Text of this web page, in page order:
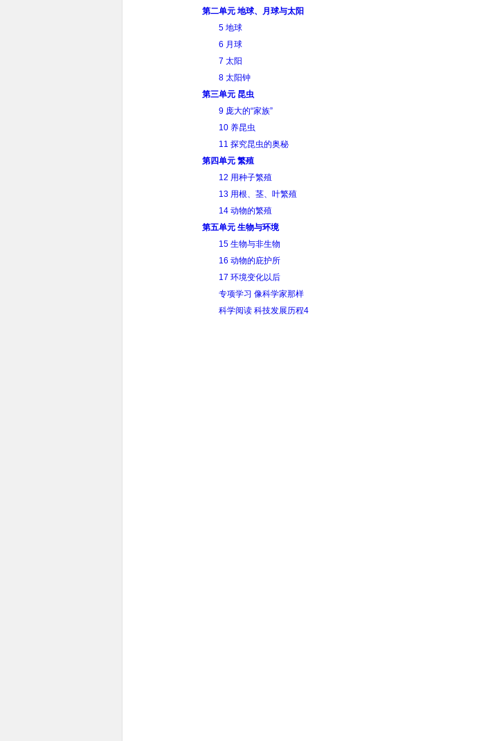
第二单元 地球、月球与太阳
5 地球
6 月球
7 太阳
8 太阳钟
第三单元 昆虫
9 庞大的“家族”
10 养昆虫
11 探究昆虫的奥秘
第四单元 繁殖
12 用种子繁殖
13 用根、茎、叶繁殖
14 动物的繁殖
第五单元 生物与环境
15 生物与非生物
16 动物的庇护所
17 环境变化以后
专项学习 像科学家那样
科学阅读 科技发展历程4